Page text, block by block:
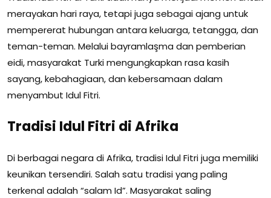
merayakan hari raya, tetapi juga sebagai ajang untuk
mempererat hubungan antara keluarga, tetangga, dan
teman-teman. Melalui bayramlaşma dan pemberian
eidi, masyarakat Turki mengungkapkan rasa kasih
sayang, kebahagiaan, dan kebersamaan dalam
menyambut Idul Fitri.
Tradisi Idul Fitri di Afrika
Di berbagai negara di Afrika, tradisi Idul Fitri juga memiliki
keunikan tersendiri. Salah satu tradisi yang paling
terkenal adalah “salam Id”. Masyarakat saling